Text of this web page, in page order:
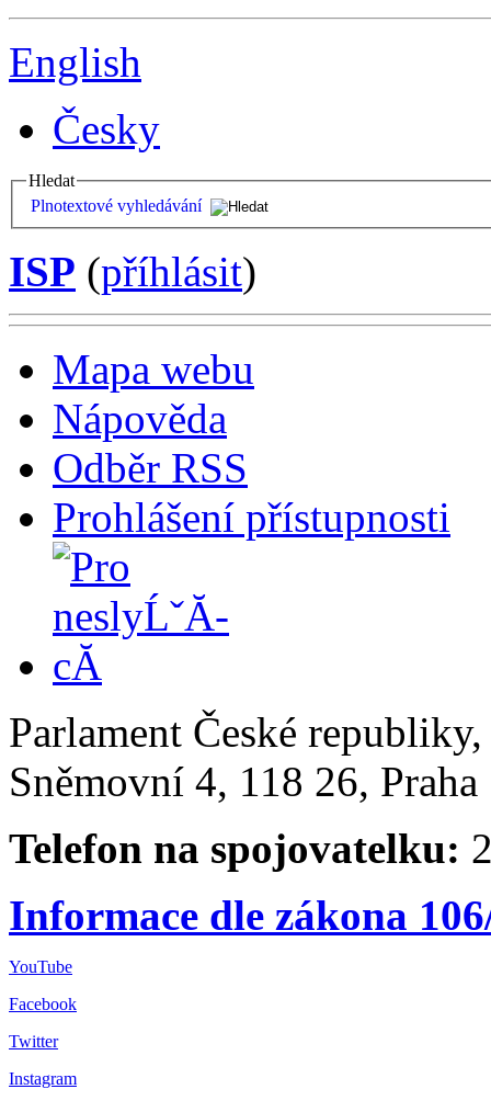
English
Česky
Hledat
Plnotextové vyhledávání
ISP (příhlásit)
Mapa webu
Nápověda
Odběr RSS
Prohlášení přístupnosti
Parlament České
Sněmovní 4, 118 26,
Telefon na spojovatelku:
Informace dle zákona
YouTube
Facebook
Twitter
Instagram